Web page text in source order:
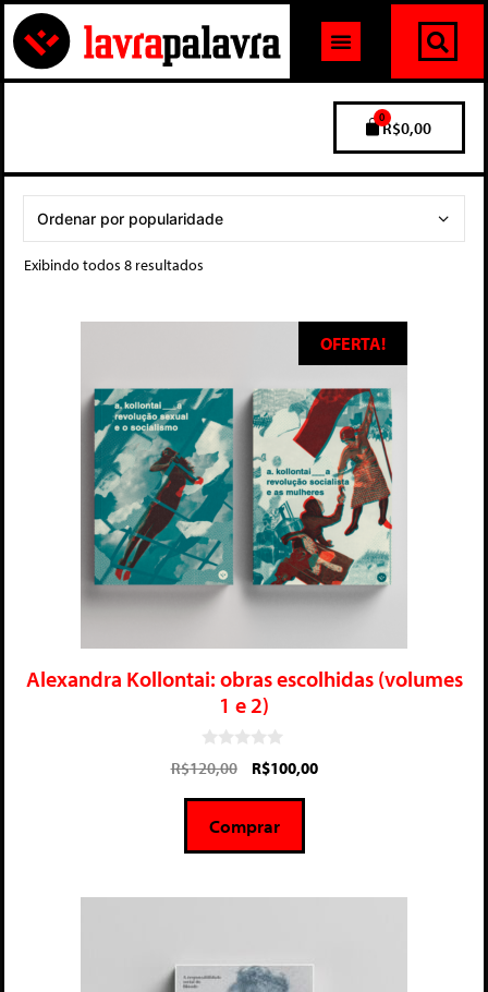
R$0,00
0
Exibindo todos 8 resultados
OFERTA!
Alexandra Kollontai: obras escolhidas (volumes
1 e 2)
0
d
5
R$120,00 R$100,00
Comprar